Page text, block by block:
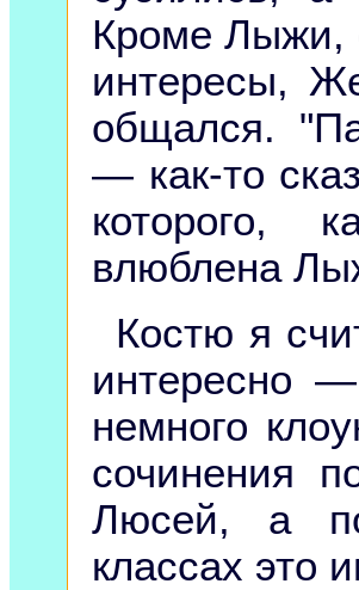
Кроме Лыжи,
интересы,
общался.
— как-то
которого,
влюблена
Костю я
интересно
немного
сочинения
Люсей, а
классах это